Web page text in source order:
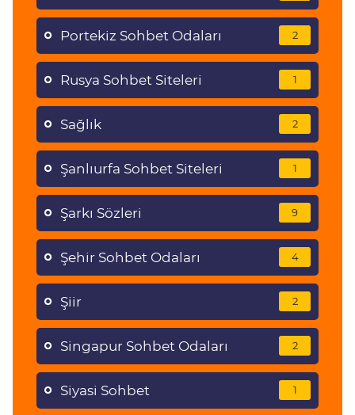
Portekiz Sohbet Odaları 2
Rusya Sohbet Siteleri 1
Sağlık 2
Şanlıurfa Sohbet Siteleri 1
Şarkı Sözleri 9
Şehir Sohbet Odaları 4
Şiir 2
Singapur Sohbet Odaları 2
Siyasi Sohbet 1